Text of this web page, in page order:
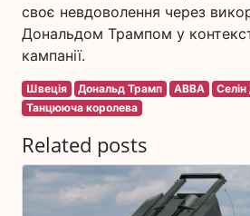
своє невдоволення через
Дональдом Трампом у
кампанії.
Швеція Дональд Трамп ABBA
Селін
Танцююча королева
Related posts